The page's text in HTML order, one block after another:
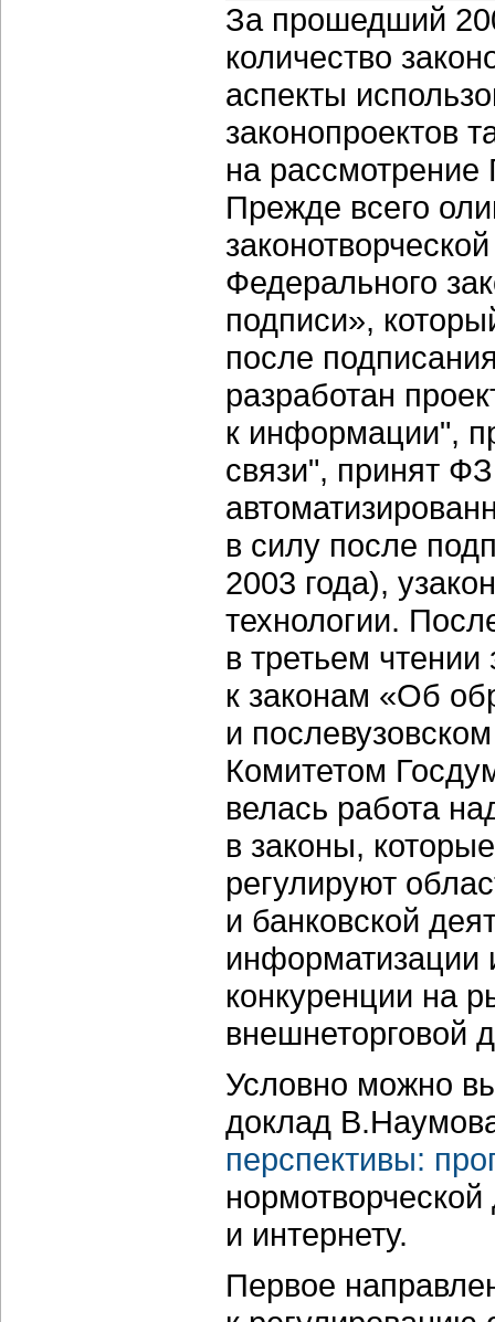
За прошедший
количество
аспекты
законопроектов
на
Прежде всего
Федерального
подписи»,
после
разработан
к информации",
связи", принят
в силу после
2003 года),
технологии.
в третьем
к законам «Об
и
Комитетом
велась работа
в законы,
регулируют
и банковской
конкуренции на
внешнеторговой
Условно можно
доклад
перспективы:
и интернету.
Первое